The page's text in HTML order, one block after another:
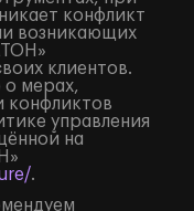
конфликт
возникающих
клиентов.
мерах,
конфликтов
управления
на
.